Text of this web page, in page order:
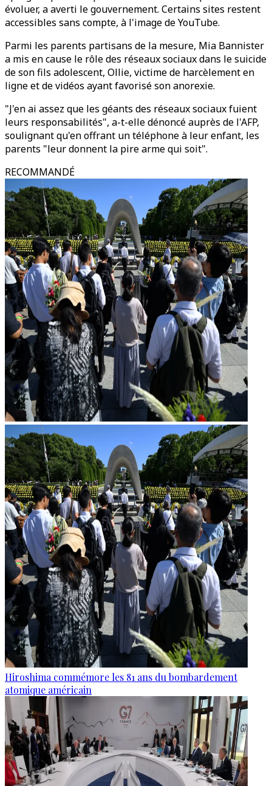
évoluer, a averti le gouvernement. Certains sites restent
accessibles sans compte, à l'image de YouTube.
Parmi les parents partisans de la mesure, Mia Bannister
a mis en cause le rôle des réseaux sociaux dans le suicide
de son fils adolescent, Ollie, victime de harcèlement en
ligne et de vidéos ayant favorisé son anorexie.
"J'en ai assez que les géants des réseaux sociaux fuient
leurs responsabilités", a-t-elle dénoncé auprès de l'AFP,
soulignant qu'en offrant un téléphone à leur enfant, les
parents "leur donnent la pire arme qui soit".
RECOMMANDÉ
Hiroshima commémore les 81 ans du bombardement
atomique américain